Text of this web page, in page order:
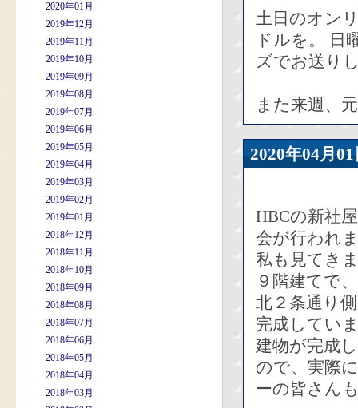
2020年01月
2019年12月
2019年11月
2019年10月
2019年09月
2019年08月
2019年07月
2019年06月
2019年05月
2019年04月
2019年03月
2019年02月
2019年01月
2018年12月
2018年11月
2018年10月
2018年09月
2018年08月
2018年07月
2018年06月
2018年05月
2018年04月
2018年03月
土日のオン
ドルを。 日
ズでお送り
また来週、
2020年04
HBCの新社
会が行われ
私も見てき
９階建てで
北２条通り
完成してい
建物が完成
ので、実際
ーの皆さん